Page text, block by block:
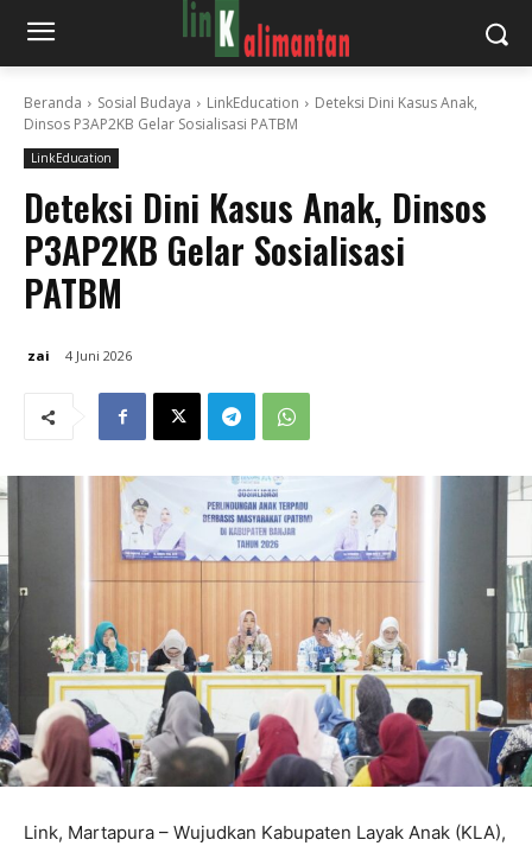
Beranda Sosial Budaya LinkEducation
Deteksi Dini Kasus Anak,
Dinsos P3AP2KB Gelar Sosialisasi PATBM
LinkEducation
Deteksi Dini Kasus Anak, Dinsos
P3AP2KB Gelar Sosialisasi
PATBM
zai 4 Juni 2026
Link, Martapura – Wujudkan Kabupaten Layak Anak (KLA),